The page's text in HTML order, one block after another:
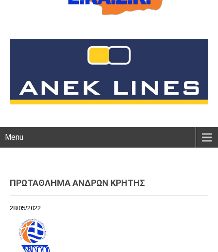
Menu
ΠΡΩΤΑΘΛΗΜΑ ΑΝΔΡΩΝ ΚΡΗΤΗΣ
28/05/2022